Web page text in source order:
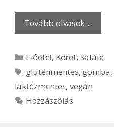
Tovább olvasok…
Kategória
Előétel, Köret,Saláta
Címkék
gluténmentes, gomba,
laktózmentes, vegán
Hozzászólás